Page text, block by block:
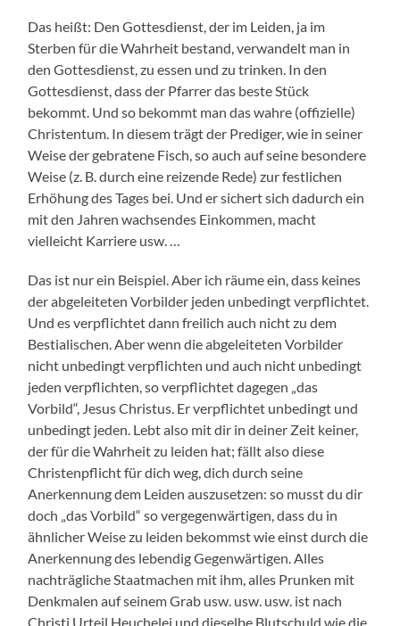
Das heißt: Den Gottesdienst, der im Leiden, ja im
Sterben für die Wahrheit bestand, verwandelt man in
den Gottesdienst, zu essen und zu trinken. In den
Gottesdienst, dass der Pfarrer das beste Stück
bekommt. Und so bekommt man das wahre (offizielle)
Christentum. In diesem trägt der Prediger, wie in seiner
Weise der gebratene Fisch, so auch auf seine besondere
Weise (z. B. durch eine reizende Rede) zur festlichen
Erhöhung des Tages bei. Und er sichert sich dadurch ein
mit den Jahren wachsendes Einkommen, macht
vielleicht Karriere usw. …
Das ist nur ein Beispiel. Aber ich räume ein, dass keines
der abgeleiteten Vorbilder jeden unbedingt verpflichtet.
Und es verpflichtet dann freilich auch nicht zu dem
Bestialischen. Aber wenn die abgeleiteten Vorbilder
nicht unbedingt verpflichten und auch nicht unbedingt
jeden verpflichten, so verpflichtet dagegen „das
Vorbild“, Jesus Christus. Er verpflichtet unbedingt und
unbedingt jeden. Lebt also mit dir in deiner Zeit keiner,
der für die Wahrheit zu leiden hat; fällt also diese
Christenpflicht für dich weg, dich durch seine
Anerkennung dem Leiden auszusetzen: so musst du dir
doch „das Vorbild“ so vergegenwärtigen, dass du in
ähnlicher Weise zu leiden bekommst wie einst durch die
Anerkennung des lebendig Gegenwärtigen. Alles
nachträgliche Staatmachen mit ihm, alles Prunken mit
Denkmalen auf seinem Grab usw. usw. usw. ist nach
Christi Urteil Heuchelei und dieselbe Blutschuld wie die